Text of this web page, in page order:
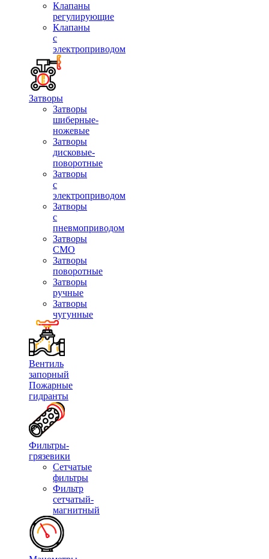
Клапаны
регулирующие
Клапаны
с
электроприводом
Затворы
Затворы
шиберные-
ножевые
Затворы
дисковые-
поворотные
Затворы
с
электроприводом
Затворы
с
пневмоприводом
Затворы
СМО
Затворы
поворотные
Затворы
ручные
Затворы
чугунные
Вентиль
запорный
Пожарные
гидранты
Фильтры-
грязевики
Сетчатые
фильтры
Фильтр
сетчатый-
магнитный